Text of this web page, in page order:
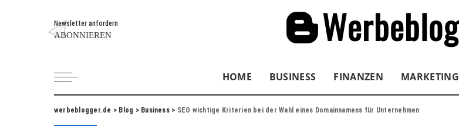
Newsletter anfordern
ABONNIEREN
HOME BUSINESS FINANZEN MARKETING
werbeblogger.de > Blog > Business> SEO wichtige Kriterien bei der Wahl eines Domainnamens für Unternehmen